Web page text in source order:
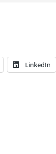
LinkedIn